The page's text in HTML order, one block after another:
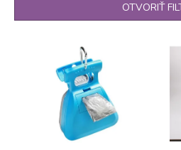
i
OTVORIŤ